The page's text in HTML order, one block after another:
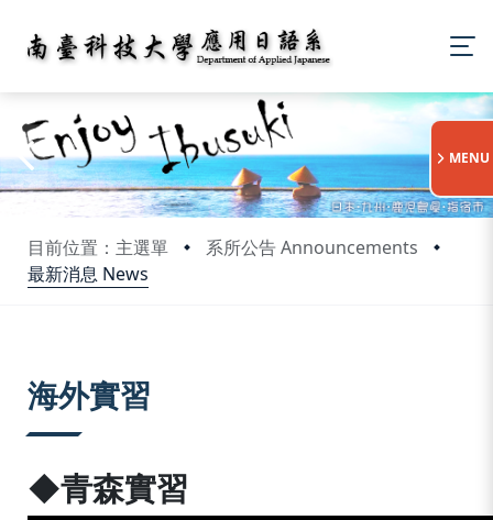
目前位置：主選單
系所公告 Announcements
最新消息 News
MENU
海外實習
◆青森實習